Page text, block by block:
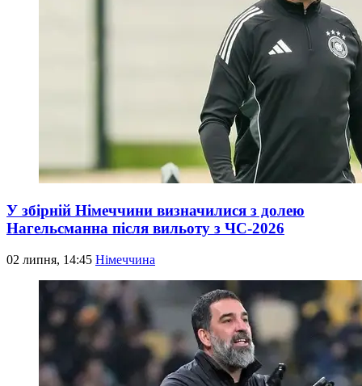
У збірній Німеччини визначилися з долею
Нагельсманна після вильоту з ЧС-2026
02 липня, 14:45 Німеччина